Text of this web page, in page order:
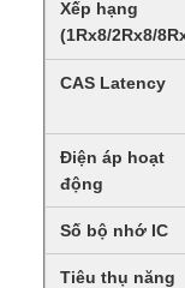
Xếp hạng
(1Rx8/2Rx8/
CAS Latency
Điện áp hoạt
động
Số bộ nhớ IC
Tiêu thụ năng